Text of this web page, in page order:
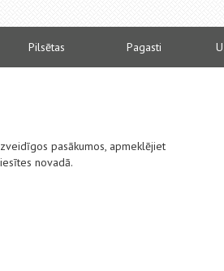
Pilsētas Pagasti
pasākumos, apmeklējiet
novadā.